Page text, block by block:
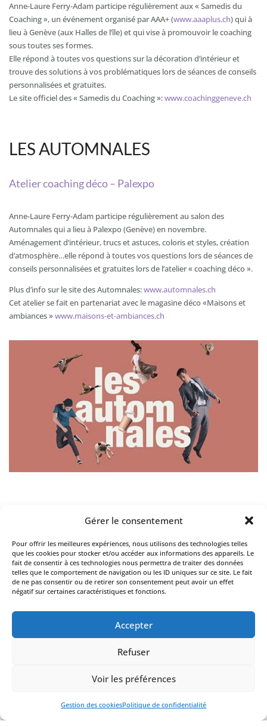
Gérer le consentement
Pour offrir les meilleures expériences, nous utilisons des technologies telles
que les cookies pour stocker et/ou accéder aux informations des appareils. Le
fait de consentir à ces technologies nous permettra de traiter des données
telles que le comportement de navigation ou les ID uniques sur ce site. Le fait
de ne pas consentir ou de retirer son consentement peut avoir un effet
négatif sur certaines caractéristiques et fonctions.
Accepter
Refuser
Voir les préférences
Gestion des cookiesPolitique de confidentialité
Anne-Laure Ferry-Adam participe régulièrement aux « Samedis du
Coaching », un événement organisé par AAA+ (www.aaaplus.ch) qui à
lieu à Genève (aux Halles de l’île) et qui vise à promouvoir le coaching
sous toutes ses formes.
Elle répond à toutes vos questions sur la décoration d’intérieur et
trouve des solutions à vos problématiques lors de séances de conseils
personnalisées et gratuites.
Le site officiel des « Samedis du Coaching »:www.coachinggeneve.ch
LES AUTOMNALES
Atelier coaching déco – Palexpo
Anne-Laure Ferry-Adam participe régulièrement au salon des
Automnales qui a lieu à Palexpo (Genève) en novembre.
Aménagement d’intérieur, trucs et astuces, coloris et styles, création
d’atmosphère…elle répond à toutes vos questions lors de séances de
conseils personnalisées et gratuites lors de l’atelier « coaching déco ».
Plus d’info sur le site des Automnales:www.automnales.ch
Cet atelier se fait en partenariat avec le magasine déco «Maisons et
ambiances » www.maisons-et-ambiances.ch
Un oeil sur mes plus beaux projets
RÉALISATIONS
© 2026 Alfa design. Site web réalisé par
cookies.